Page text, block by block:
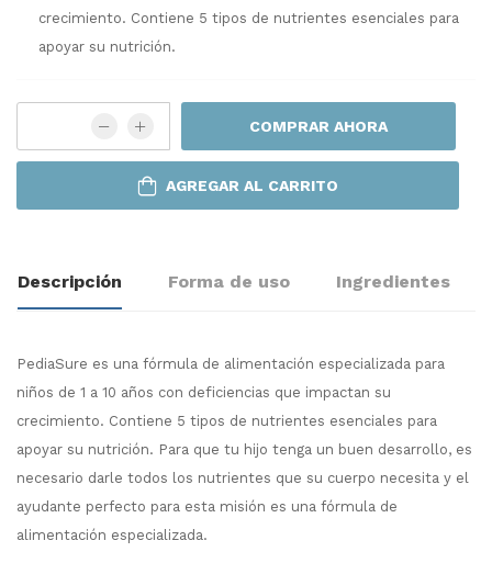
crecimiento. Contiene 5 tipos de nutrientes esenciales para
apoyar su nutrición.
COMPRAR AHORA
AGREGAR AL CARRITO
Descripción Forma de uso Ingredientes
PediaSure es una fórmula de alimentación especializada para
niños de 1 a 10 años con deficiencias que impactan su
crecimiento. Contiene 5 tipos de nutrientes esenciales para
apoyar su nutrición. Para que tu hijo tenga un buen desarrollo, es
necesario darle todos los nutrientes que su cuerpo necesita y el
ayudante perfecto para esta misión es una fórmula de
alimentación especializada.